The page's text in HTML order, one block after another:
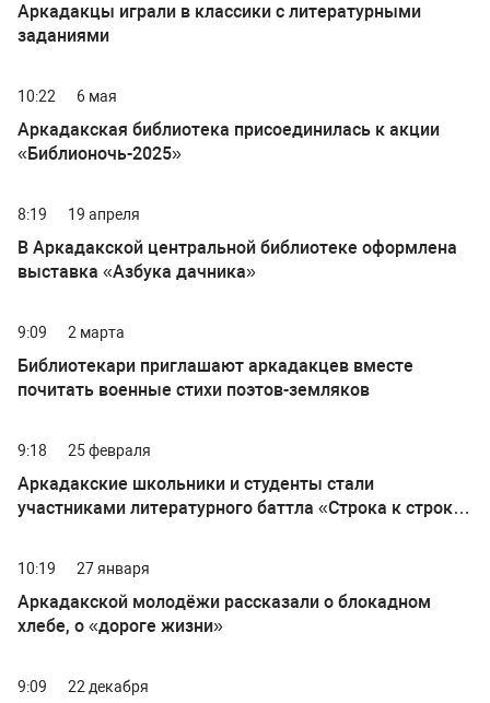
Аркадакцы играли в классики с литературными
заданиями
10:22 6 мая
Аркадакская библиотека присоединилась к акции
«Библионочь-2025»
8:19 19 апреля
В Аркадакской центральной библиотеке оформлена
выставка «Азбука дачника»
9:09 2 марта
Библиотекари приглашают аркадакцев вместе
почитать военные стихи поэтов-земляков
9:18 25 февраля
Аркадакские школьники и студенты стали
участниками литературного баттла «Строка к строке
10:19 27 января
Аркадакской молодёжи рассказали о блокадном
хлебе, о «дороге жизни»
9:09 22 декабря